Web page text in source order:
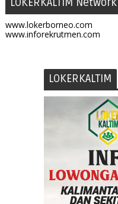
www.lokerborneo.com
www.inforekrutmen.com
LOKERKALTIM